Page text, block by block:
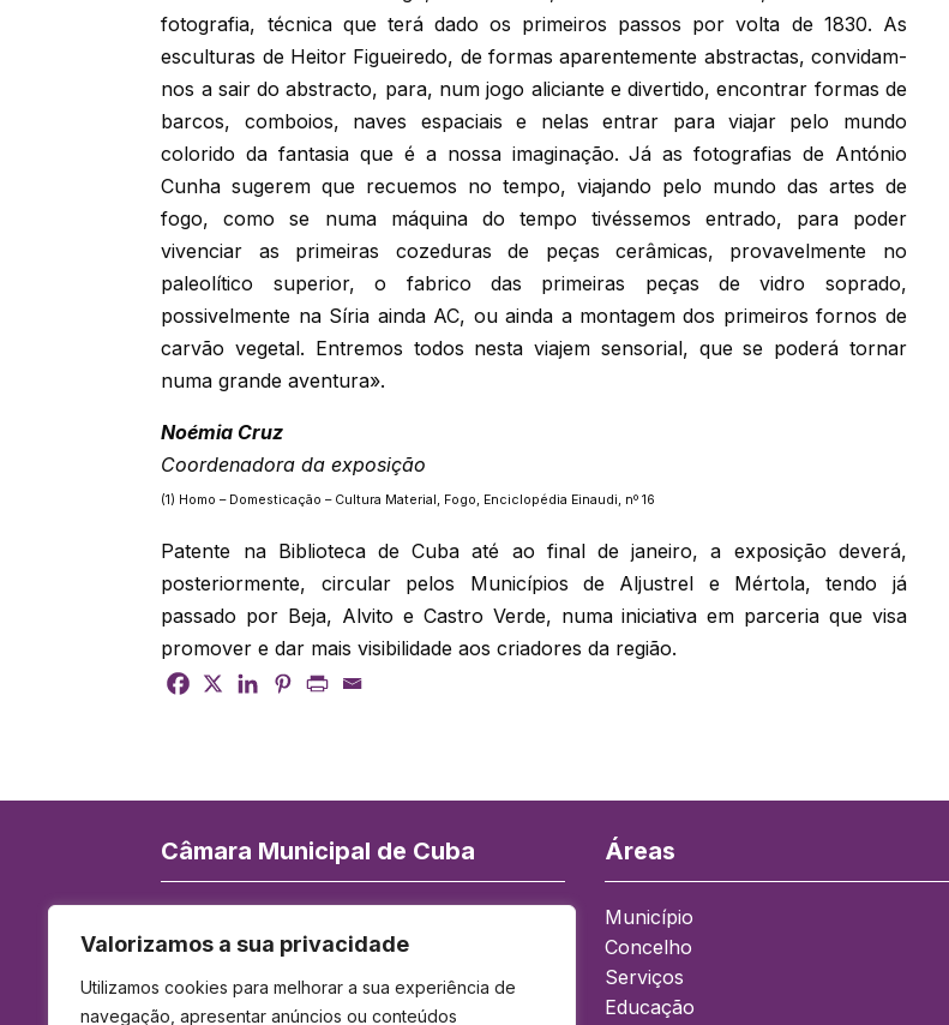
Valorizamos a sua privacidade
Utilizamos cookies para melhorar a sua experiência de
navegação, apresentar anúncios ou conteúdos
fotografia, técnica que terá dado os primeiros passos por volta de 1830. As
esculturas de Heitor Figueiredo, de formas aparentemente abstractas, convidam-
nos a sair do abstracto, para, num jogo aliciante e divertido, encontrar formas de
barcos, comboios, naves espaciais e nelas entrar para viajar pelo mundo
colorido da fantasia que é a nossa imaginação. Já as fotografias de António
Cunha sugerem que recuemos no tempo, viajando pelo mundo das artes de
fogo, como se numa máquina do tempo tivéssemos entrado, para poder
vivenciar as primeiras cozeduras de peças cerâmicas, provavelmente no
paleolítico superior, o fabrico das primeiras peças de vidro soprado,
possivelmente na Síria ainda AC, ou ainda a montagem dos primeiros fornos de
carvão vegetal. Entremos todos nesta viajem sensorial, que se poderá tornar
numa grande aventura».
Noémia Cruz
Coordenadora da exposição
(1) Homo – Domesticação – Cultura Material, Fogo, Enciclopédia Einaudi, nº 16
Patente na Biblioteca de Cuba até ao final de janeiro, a exposição deverá,
posteriormente, circular pelos Municípios de Aljustrel e Mértola, tendo já
passado por Beja, Alvito e Castro Verde, numa iniciativa em parceria que visa
promover e dar mais visibilidade aos criadores da região.
Câmara Municipal de Cuba
284 419 900
rede fixa nacional)
Áreas
Município
Concelho
Serviços
Educação